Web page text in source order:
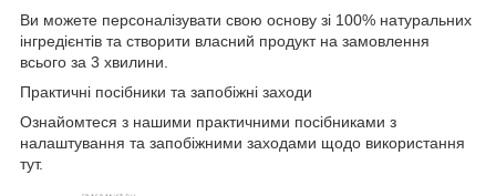
Ви можете персоналізувати свою основу зі 100% натуральних
інгредієнтів та створити власний продукт на замовлення
всього за 3 хвилини.
Практичні посібники та запобіжні заходи
Ознайомтеся з нашими практичними посібниками з
налаштування та запобіжними заходами щодо використання
тут.